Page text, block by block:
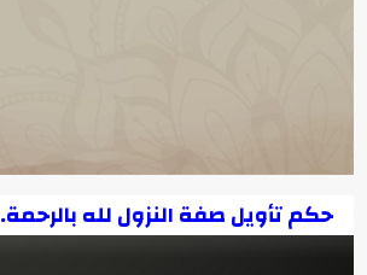
حكم تأويل صفة النزول لله بالرحمة.